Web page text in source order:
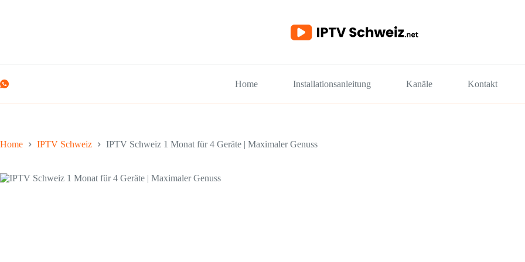
Home Installationsanleitung Kanäle Kontakt
Home IPTV Schweiz IPTV Schweiz 1 Monat für 4 Geräte | Maximaler Genuss